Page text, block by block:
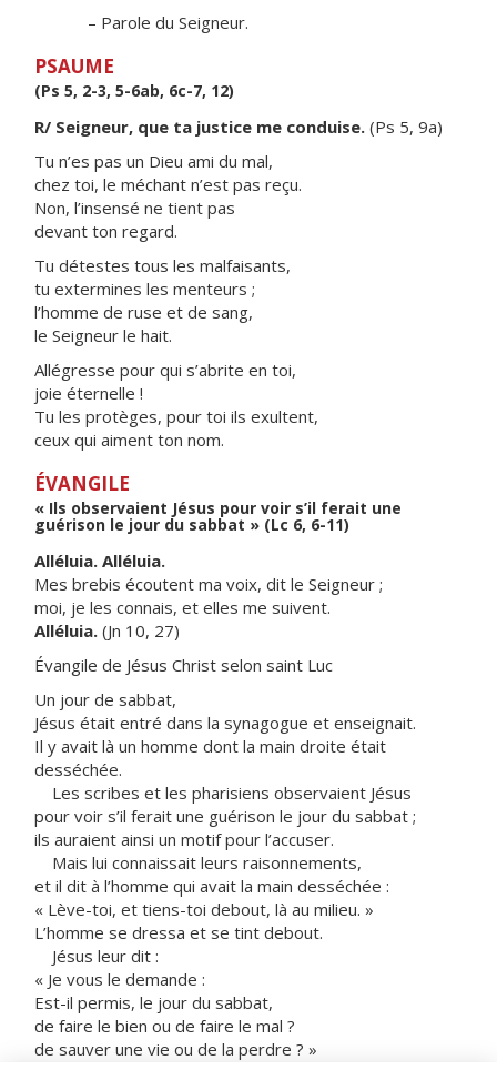
– Parole du Seigneur.
PSAUME
(Ps 5, 2-3, 5-6ab, 6c-7, 12)
R/ Seigneur, que ta justice me conduise. (Ps 5, 9a)
Tu n’es pas un Dieu ami du mal,
chez toi, le méchant n’est pas reçu.
Non, l’insensé ne tient pas
devant ton regard.
Tu détestes tous les malfaisants,
tu extermines les menteurs ;
l’homme de ruse et de sang,
le Seigneur le hait.
Allégresse pour qui s’abrite en toi,
joie éternelle !
Tu les protèges, pour toi ils exultent,
ceux qui aiment ton nom.
ÉVANGILE
« Ils observaient Jésus pour voir s’il ferait une
guérison le jour du sabbat » (Lc 6, 6-11)
Alléluia. Alléluia.
Mes brebis écoutent ma voix, dit le Seigneur ;
moi, je les connais, et elles me suivent.
Alléluia. (Jn 10, 27)
Évangile de Jésus Christ selon saint Luc
Un jour de sabbat,
Jésus était entré dans la synagogue et enseignait.
Il y avait là un homme dont la main droite était
desséchée.
Les scribes et les pharisiens observaient Jésus
pour voir s’il ferait une guérison le jour du sabbat ;
ils auraient ainsi un motif pour l’accuser.
Mais lui connaissait leurs raisonnements,
et il dit à l’homme qui avait la main desséchée :
« Lève-toi, et tiens-toi debout, là au milieu. »
L’homme se dressa et se tint debout.
Jésus leur dit :
« Je vous le demande :
Est-il permis, le jour du sabbat,
de faire le bien ou de faire le mal ?
de sauver une vie ou de la perdre ? »